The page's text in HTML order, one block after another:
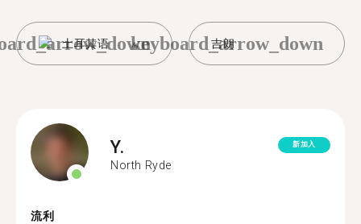
土耳其语 吉朗
keyboard_arrow_down
Y.
North Ryde
新加入
流利